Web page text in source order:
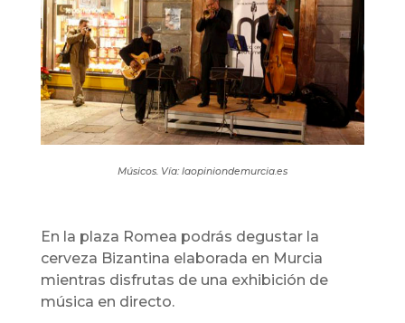
Músicos. Vía: laopiniondemurcia.es
En la plaza Romea podrás degustar la
cerveza Bizantina elaborada en Murcia
mientras disfrutas de una exhibición de
música en directo.